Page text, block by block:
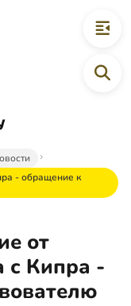
- обращение к
от
с Кипра -